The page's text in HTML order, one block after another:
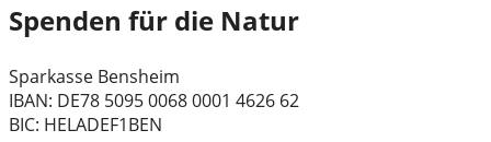
Spenden für die Natur
Sparkasse Bensheim
IBAN: DE78 5095 0068 0001 4626 62
BIC: HELADEF1BEN